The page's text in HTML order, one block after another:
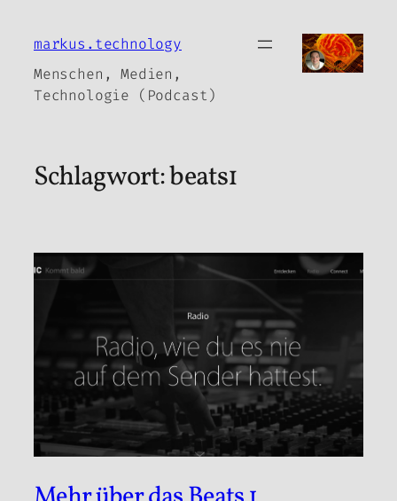
Inhalt
markus.technology
Menschen, Medien,
Technologie (Podcast)
Schlagwort:beats1